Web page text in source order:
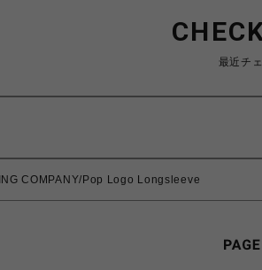
最近チ
COMPANY/Pop Logo Longsleeve